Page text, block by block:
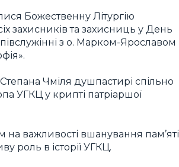
Божественну Літургію
захисників та захисниць у День
з о. Марком-Ярославом
Чміля душпастирі спільно
УГКЦ у крипті патріаршої
важливості вшанування пам’яті
роль в історії УГКЦ.